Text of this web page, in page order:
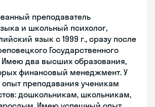
преподаватель
и школьный психолог,
язык с 1999 г., сразу после
Государственного
Имею два высших образования,
финансовый менеджмент. У
преподавания ученикам
дошкольникам, школьникам,